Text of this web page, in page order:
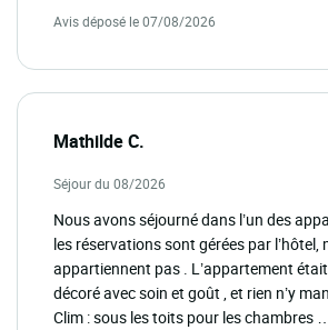
Avis déposé le 07/08/2026
Mathilde C.
Séjour du 08/2026
Nous avons séjourné dans l’un des
les réservations sont gérées par l’hôtel,
appartiennent pas . L’appartement
décoré avec soin et goût , et rien n’y
Clim : sous les toits pour les chambres